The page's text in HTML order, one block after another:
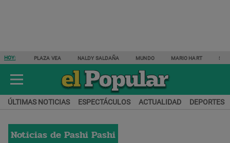
HOY: PLAZA VEA NALDY SALDAÑA MUNDO MARIO HART
ÚLTIMAS NOTICIAS ESPECTÁCULOS ACTUALIDAD DEPORTES
Noticias de Pashi Pashi